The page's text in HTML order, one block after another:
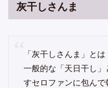
灰干しさんま
「灰干しさんま」とは
一般的な「天日干し
すセロファンに包んで